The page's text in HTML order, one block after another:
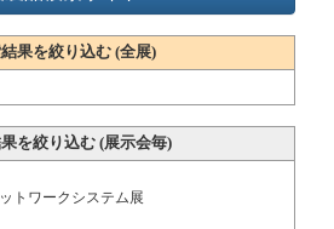
果を絞り込む (全展)
を絞り込む (展示会毎)
トワーク システム展